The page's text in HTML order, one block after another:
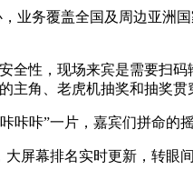
务覆盖全国及周边亚洲
性，现场来宾是需要扫
主角、老虎机抽奖和抽奖
咔咔”一片，嘉宾们拼命的
屏幕排名实时更新，转眼